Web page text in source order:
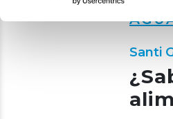
Santi